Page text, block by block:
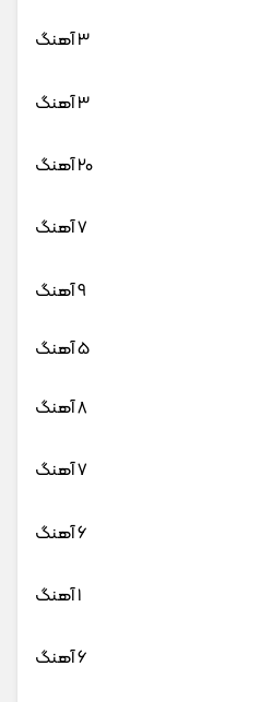
3 آهنگ
3 آهنگ
20 آهنگ
7 آهنگ
9 آهنگ
5 آهنگ
8 آهنگ
7 آهنگ
6 آهنگ
1 آهنگ
6 آهنگ